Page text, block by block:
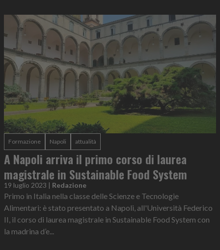
Formazione Napoli attualità
A Napoli arriva il primo corso di laurea
magistrale in Sustainable Food System
19 luglio 2023 Redazione
Primo in Italia nella classe delle Scienze e Tecnologie
Alimentari: è stato presentato a Napoli, all'Università Federico
II, il corso di laurea magistrale in Sustainable Food System con
la madrina d’e...